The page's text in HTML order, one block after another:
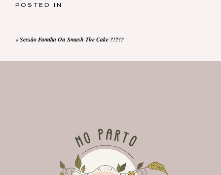
POSTED IN
«Sessão Família Ou Smash The Cake ?!?!?